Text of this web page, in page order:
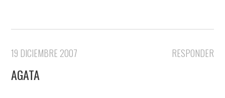
RESPONDER
19 DICIEMBRE 2007
AGATA